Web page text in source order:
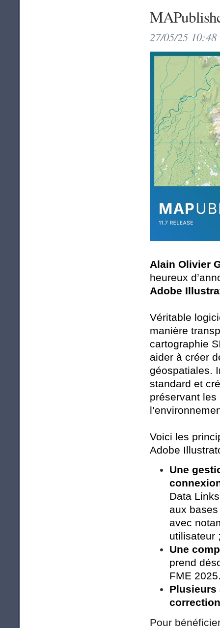
27/05/25
Alain Olivier
heureux
Adobe
Véritable
manière
cartographie
aider à créer
géospatiales.
standard et
préservant
Voici les
Adobe
Une
Data
aux
avec
utilisateur
Une
prend
FME
Plusieurs
Pour